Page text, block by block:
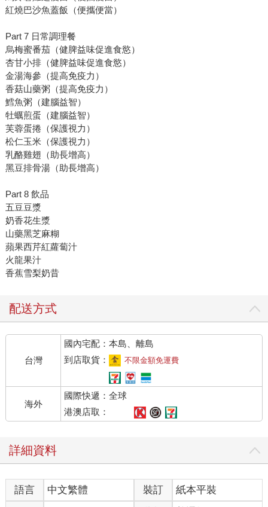
紅燒巴沙魚蓋飯（便攜便當）
Part 7 日常調理餐
烏梅蜜番茄（健脾益味促進食慾）
杏甘小排（健脾益味促進食慾）
金湯海參（提高免疫力）
香菇山藥粥（提高免疫力）
鱈魚粥（建腦益智）
牡蠣煎蛋（建腦益智）
芙蓉蛋捲（保護視力）
松仁玉米（保護視力）
乳酪雞翅（助長增高）
黑豆排骨湯（助長增高）
Part 8 飲品
五豆豆漿
奶香花生漿
山藥黑芝麻糊
蘋果西芹紅蘿蔔汁
火龍果汁
香蕉雪梨奶昔
配送方式
台灣
國內宅配：本島、離島
到店取貨：
不限金額免運費
海外
國際快遞：全球
港澳店取：
詳細資料
語言 中文繁體 裝訂
紙本平裝